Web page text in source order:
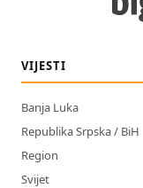
VIJESTI
Banja Luka
Republika Srpska / BiH
Region
Svijet